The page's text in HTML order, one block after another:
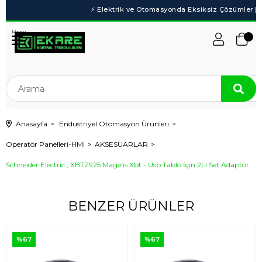
Menu
Anasayfa Endüstriyel Otomasyon Ürünleri
Operatör Panelleri-HMI AKSESUARLAR
Schneider Electric , XBTZ925 Magelis Xbt - Usb Tablo İçin 2Li Set Adaptör
BENZER ÜRÜNLER
%67 %67